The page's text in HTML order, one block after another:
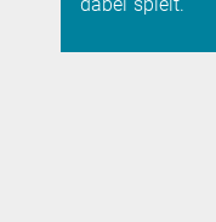
dabei spielt.